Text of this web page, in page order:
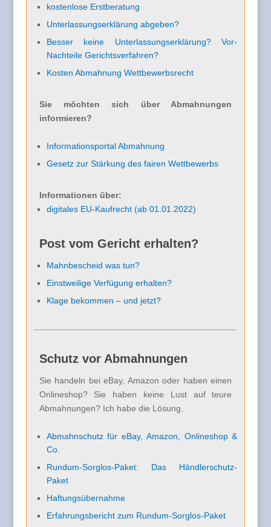
kostenlose Erstberatung
Unterlassungserklärung abgeben?
Besser keine Unterlassungserklärung? Vor-
Nachteile Gerichtsverfahren?
Kosten Abmahnung Wettbewerbsrecht
Sie möchten sich über Abmahnungen
informieren?
Informationsportal Abmahnung
Gesetz zur Stärkung des fairen Wettbewerbs
Informationen über:
digitales EU-Kaufrecht (ab 01.01.2022)
Post vom Gericht erhalten?
Mahnbescheid was tun?
Einstweilige Verfügung erhalten?
Klage bekommen – und jetzt?
Schutz vor Abmahnungen
Sie handeln bei eBay, Amazon oder haben einen
Onlineshop? Sie haben keine Lust auf teure
Abmahnungen? Ich habe die Lösung.
Abmahnschutz für eBay, Amazon, Onlineshop &
Co.
Rundum-Sorglos-Paket: Das Händlerschutz-
Paket
Haftungsübernahme
Erfahrungsbericht zum Rundum-Sorglos-Paket